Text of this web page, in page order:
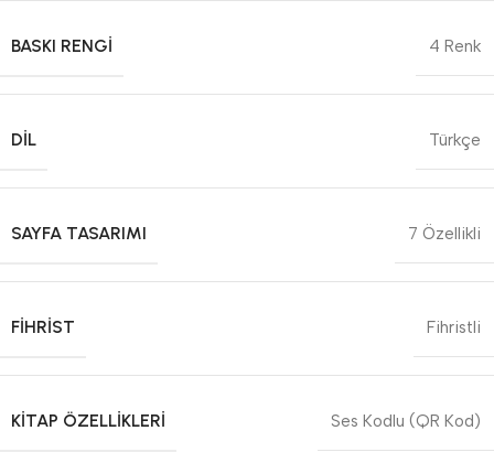
BASKI RENGI 4 Renk
DIL Türkçe
SAYFA TASARIMI 7 Özellikli
FIHRIST Fihristli
KITAP ÖZELLIKLERI Ses Kodlu (QR Kod)